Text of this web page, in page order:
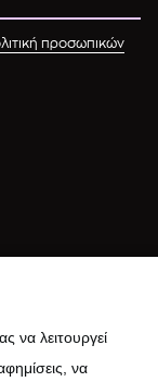
προσωπικών
να λειτουργεί
να